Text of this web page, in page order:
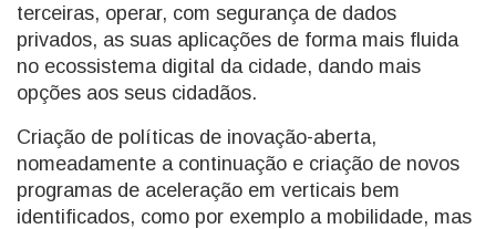
terceiras, operar, com segurança de dados
privados, as suas aplicações de forma mais fluida
no ecossistema digital da cidade, dando mais
opções aos seus cidadãos.
Criação de políticas de inovação-aberta,
nomeadamente a continuação e criação de novos
programas de aceleração em verticais bem
identificados, como por exemplo a mobilidade, mas